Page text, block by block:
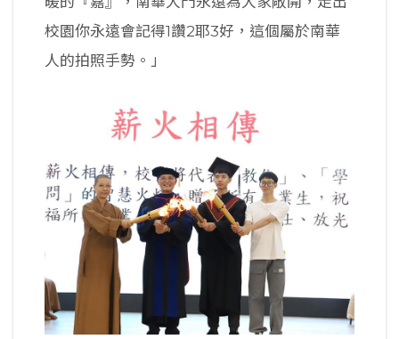
校園你永遠會記得1讚2耶3好，這個屬於南華
人的拍照手勢。」